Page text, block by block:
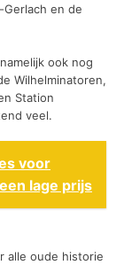
Gerlach en de
ook nog
Wilhelminatoren,
Station
veel.
voor
lage prijs
alle oude historie